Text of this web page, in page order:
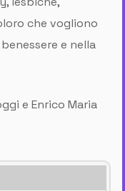
che vogliono
e nella
e Enrico Maria